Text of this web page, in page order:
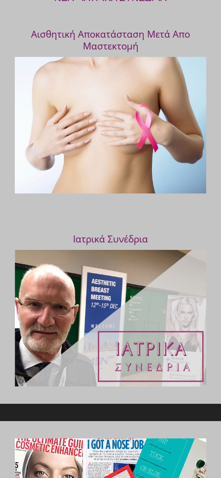
Αισθητική Αποκατάσταση Μετά Απο
Μαστεκτομή
Ιατρικά Συνέδρια